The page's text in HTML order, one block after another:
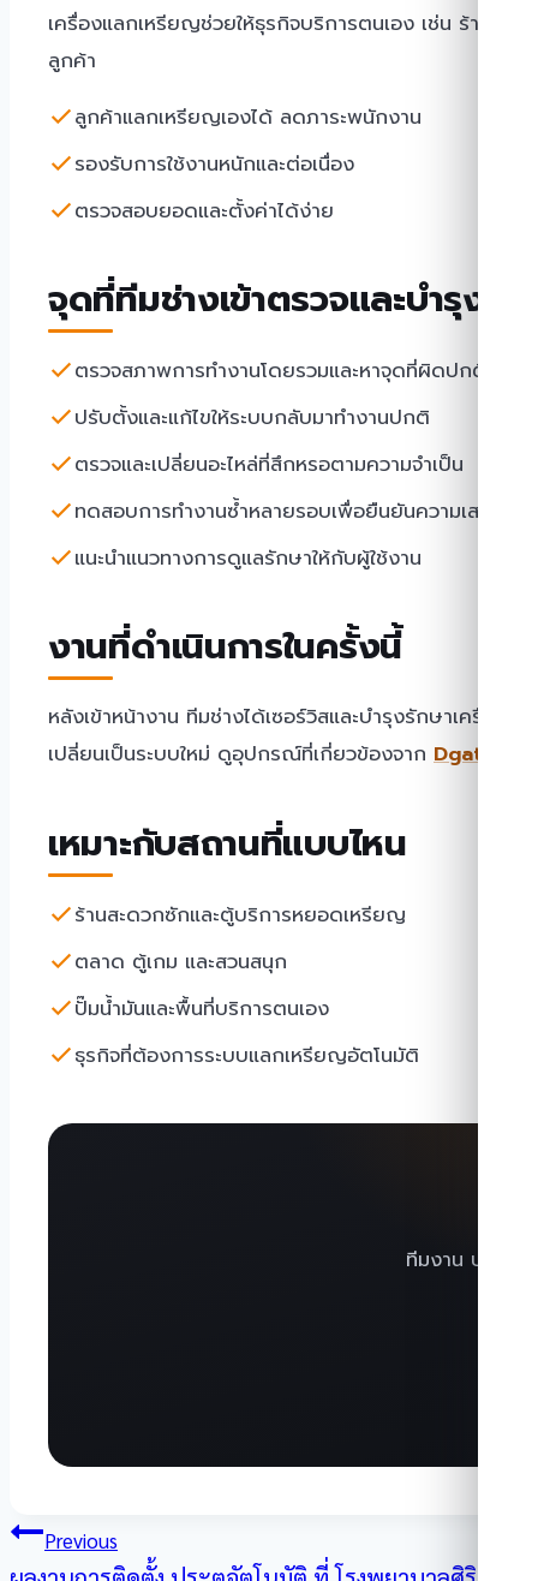
เครื่องแลกเหรียญช่วยให้ธุรกิจบริการตนเอง เช่น ร้านสะ
ลูกค้า
ลูกค้าแลกเหรียญเองได้ ลดภาระพนักงาน
รองรับการใช้งานหนักและต่อเนื่อง
ตรวจสอบยอดและตั้งค่าได้ง่าย
จุดที่ทีมช่างเข้าตรวจและบำรุงรักษา
ตรวจสภาพการทำงานโดยรวมและหาจุดที่ผิดปกติ
ปรับตั้งและแก้ไขให้ระบบกลับมาทำงานปกติ
ตรวจและเปลี่ยนอะไหล่ที่สึกหรอตามความจำเป็น
ทดสอบการทำงานซ้ำหลายรอบเพื่อยืนยันความเสถียร
แนะนำแนวทางการดูแลรักษาให้กับผู้ใช้งาน
งานที่ดำเนินการในครั้งนี้
หลังเข้าหน้างาน ทีมช่างได้เซอร์วิสและบำรุงรักษาเครื่อ
เปลี่ยนเป็นระบบใหม่ ดูอุปกรณ์ที่เกี่ยวข้องจาก Dgate
เหมาะกับสถานที่แบบไหน
ร้านสะดวกซักและตู้บริการหยอดเหรียญ
ตลาด ตู้เกม และสวนสนุก
ปั๊มน้ำมันและพื้นที่บริการตนเอง
ธุรกิจที่ต้องการระบบแลกเหรียญอัตโนมัติ
ทีมงาน บริษัท
แนะแนว
Previous